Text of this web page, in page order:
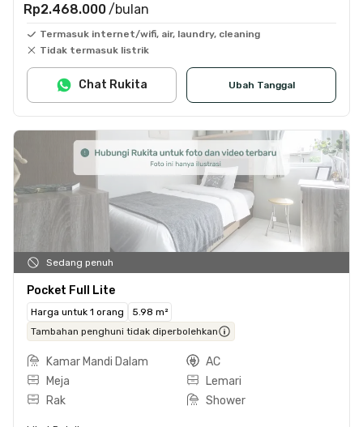
Rp2.468.000 /bulan
Termasuk internet/wifi, air, laundry, cleaning
Tidak termasuk listrik
Ubah Tanggal
Chat Rukita
Sedang penuh
Pocket Full Lite
Harga untuk 1 orang
5.98 m²
Tambahan penghuni tidak diperbolehkan
Kamar Mandi Dalam
AC
Meja
Lemari
Rak
Shower